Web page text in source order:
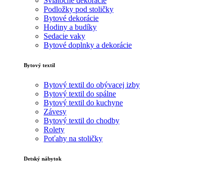
Podložky pod stoličky
Bytové dekorácie
Hodiny a budíky
Sedacie vaky
Bytové doplnky a dekorácie
Bytový textil
Bytový textil do obývacej izby
Bytový textil do spálne
Bytový textil do kuchyne
Závesy
Bytový textil do chodby
Rolety
Poťahy na stoličky
Detský nábytok